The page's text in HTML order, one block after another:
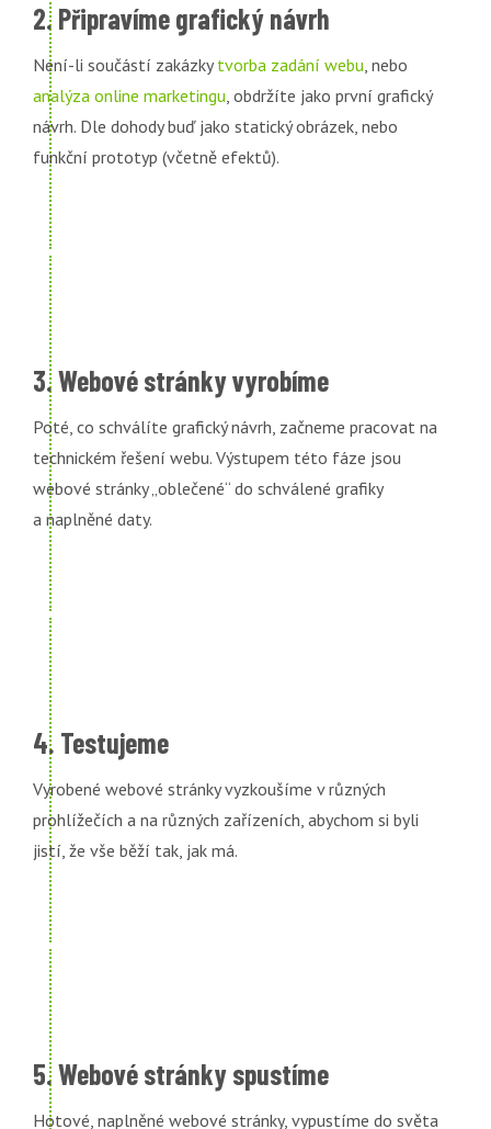
2. Připravíme grafický návrh
Není-li součástí zakázkytvorba zadání webu, nebo
analýza online marketingu, obdržíte jako první grafický
návrh. Dle dohody buď jako statický obrázek, nebo
funkční prototyp (včetně efektů).
3. Webové stránky vyrobíme
Poté, co schválíte grafický návrh, začneme pracovat na
technickém řešení webu. Výstupem této fáze jsou
webové stránky „oblečené“ do schválené grafiky
a naplněné daty.
4. Testujeme
Vyrobené webové stránky vyzkoušíme v různých
prohlížečích a na různých zařízeních, abychom si byli
jistí, že vše běží tak, jak má.
5. Webové stránky spustíme
Hotové, naplněné webové stránky, vypustíme do světa